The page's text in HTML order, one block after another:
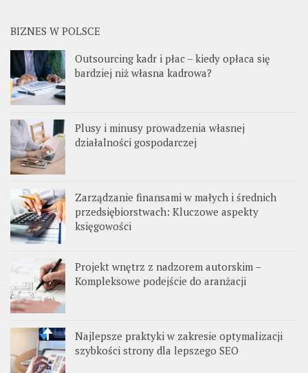
BIZNES W POLSCE
Outsourcing kadr i płac – kiedy opłaca się
bardziej niż własna kadrowa?
Plusy i minusy prowadzenia własnej
działalności gospodarczej
Zarządzanie finansami w małych i średnich
przedsiębiorstwach: Kluczowe aspekty
księgowości
Projekt wnętrz z nadzorem autorskim –
Kompleksowe podejście do aranżacji
Najlepsze praktyki w zakresie optymalizacji
szybkości strony dla lepszego SEO